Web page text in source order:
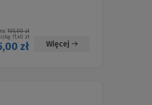
105,00 zł
71,40 zł
zł Więcej